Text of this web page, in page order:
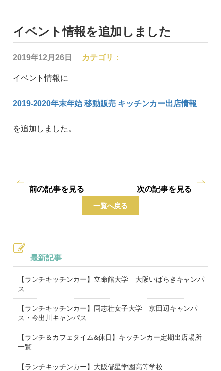
イベント情報を追加しました
2019年12月26日 カテゴリ：
イベント情報に
2019-2020年末年始 移動販売 キッチンカー出店情報
を追加しました。
前の記事を見る
一覧へ戻る
次の記事を見る
最新記事
【ランチキッチンカー】立命館大学 大阪いばらきキャンパ
ス
【ランチキッチンカー】同志社女子大学 京田辺キャンパ
ス・今出川キャンパス
【ランチ＆カフェタイム&休日】キッチンカー定期出店場所
一覧
【ランチキッチンカー】大阪偕星学園高等学校